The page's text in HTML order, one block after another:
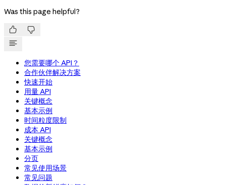
Was this page helpful?
 
您需要哪个 API？
合作伙伴解决方案
快速开始
用量 API
关键概念
基本示例
时间粒度限制
成本 API
关键概念
基本示例
分页
常见使用场景
常见问题